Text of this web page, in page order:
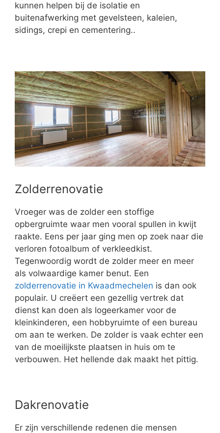
kunnen helpen bij de isolatie en
buitenafwerking met gevelsteen, kaleien,
sidings, crepi en cementering..
Zolderrenovatie
Vroeger was de zolder een stoffige
opbergruimte waar men vooral spullen in kwijt
raakte. Eens per jaar ging men op zoek naar die
verloren fotoalbum of verkleedkist.
Tegenwoordig wordt de zolder meer en meer
als volwaardige kamer benut. Een
zolderrenovatie in Kwaadmechelen is dan ook
populair. U creëert een gezellig vertrek dat
dienst kan doen als logeerkamer voor de
kleinkinderen, een hobbyruimte of een bureau
om aan te werken. De zolder is vaak echter een
van de moeilijkste plaatsen in huis om te
verbouwen. Het hellende dak maakt het pittig.
Dakrenovatie
Er zijn verschillende redenen die mensen